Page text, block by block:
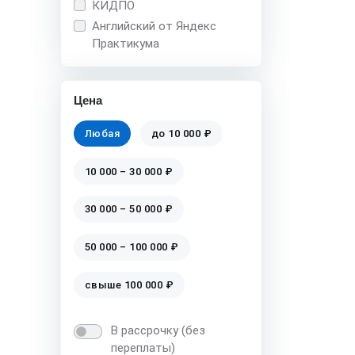
КИДПО
Английский от Яндекс
Практикума
Цена
Любая до 10 000 ₽
10 000 – 30 000 ₽
30 000 – 50 000 ₽
50 000 – 100 000 ₽
свыше 100 000 ₽
В рассрочку (без
переплаты)